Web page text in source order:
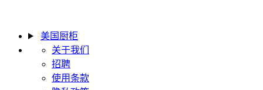
美国厨柜
关于我们
招聘
使用条款